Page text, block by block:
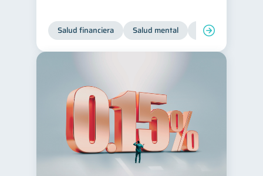
Salud financiera Salud mental Inclusión